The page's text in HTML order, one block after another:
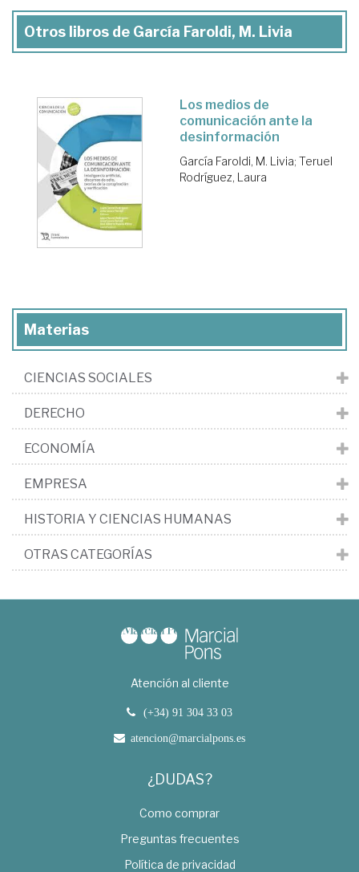
Otros libros de García Faroldi, M. Livia
Los medios de
comunicación ante la
desinformación
García Faroldi, M. Livia; Teruel
Rodríguez, Laura
Materias
CIENCIAS SOCIALES
DERECHO
ECONOMÍA
EMPRESA
HISTORIA Y CIENCIAS HUMANAS
OTRAS CATEGORÍAS
Atención al cliente
(+34) 91 304 33 03
atencion@marcialpons.es
¿DUDAS?
Como comprar
Preguntas frecuentes
Política de privacidad